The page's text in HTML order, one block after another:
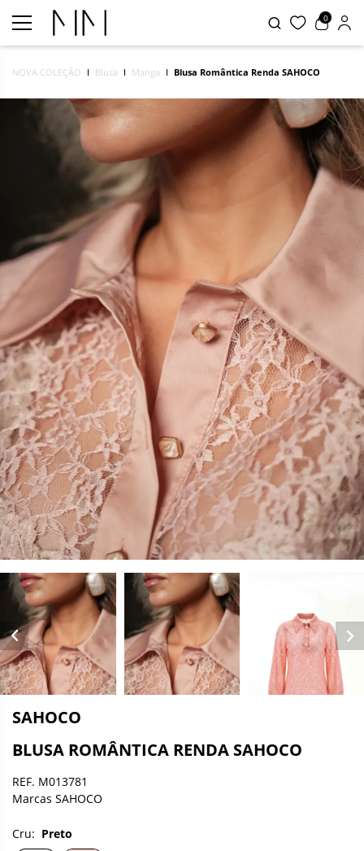
0
NOVA COLEÇÃO Blusa Manga Blusa Romântica Renda SAHOCO
SAHOCO
BLUSA ROMÂNTICA RENDA SAHOCO
REF. M013781
Marcas SAHOCO
Cru: Preto